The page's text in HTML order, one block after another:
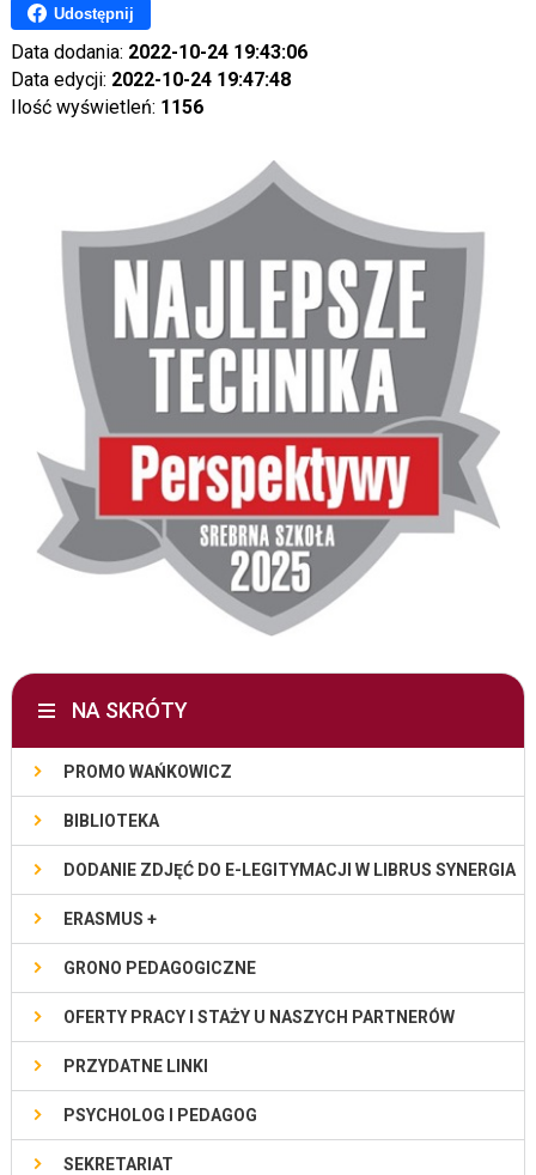
Udostępnij
Data dodania: 2022-10-24 19:43:06
Data edycji: 2022-10-24 19:47:48
Ilość wyświetleń: 1156
NA SKRÓTY
PROMO WAŃKOWICZ
BIBLIOTEKA
DODANIE ZDJĘĆ DO E-LEGITYMACJI W LIBRUS SYNERGIA
ERASMUS +
GRONO PEDAGOGICZNE
OFERTY PRACY I STAŻY U NASZYCH PARTNERÓW
PRZYDATNE LINKI
PSYCHOLOG I PEDAGOG
SEKRETARIAT